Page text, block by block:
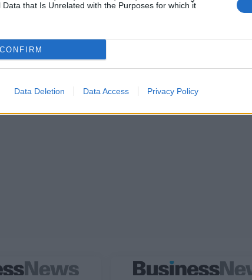
Data that Is Unrelated with the Purposes for which it
CONFIRM
Data Deletion Data Access Privacy Policy